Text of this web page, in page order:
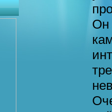
Он